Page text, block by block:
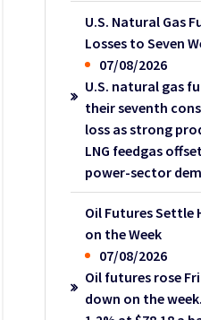
U.S. Natural Gas
Losses to Seven
07/08/2026
U.S. natural gas
their seventh
loss as strong
LNG feedgas
power-sector
Oil Futures Settle
on the Week
07/08/2026
Oil futures rose
down on the